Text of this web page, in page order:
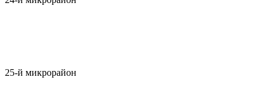
25-й микрорайон